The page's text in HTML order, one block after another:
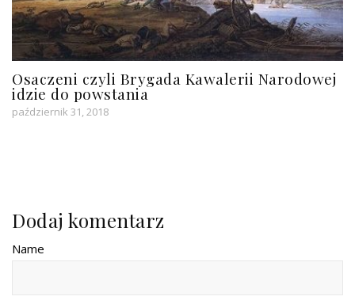
Osaczeni czyli Brygada Kawalerii Narodowej
idzie do powstania
październik 31, 2018
Dodaj komentarz
Name